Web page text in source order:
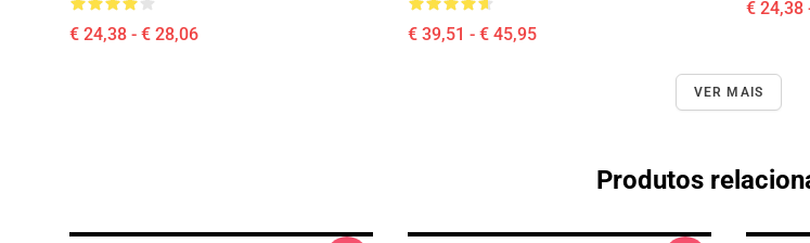
€ 24,38 - € 28,06 € 39,51 - € 45,95
€ 24,38
VER MAIS
Produtos